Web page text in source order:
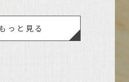
っと見る